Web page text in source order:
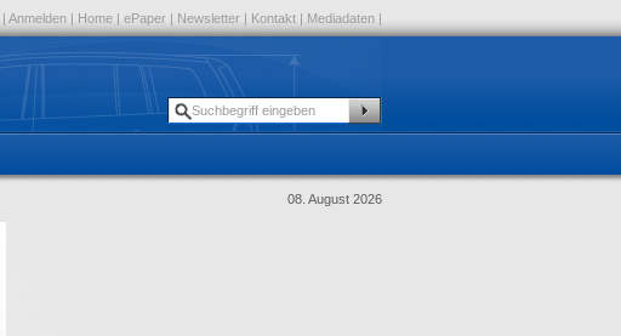
| Anmelden | Home | ePaper | Newsletter | Kontakt | Mediadaten |
08. August 2026